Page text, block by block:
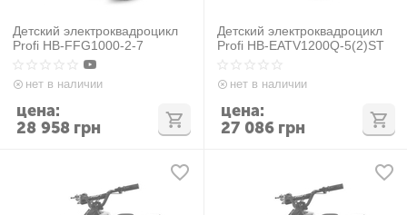
Детский электроквадроцикл
Profi HB-FFG1000-2-7
нет в наличии
28 958 грн
цена:
Детский электроквадроцикл
Profi HB-EATV1200Q-5(2)ST
нет в наличии
27 086 грн
цена: